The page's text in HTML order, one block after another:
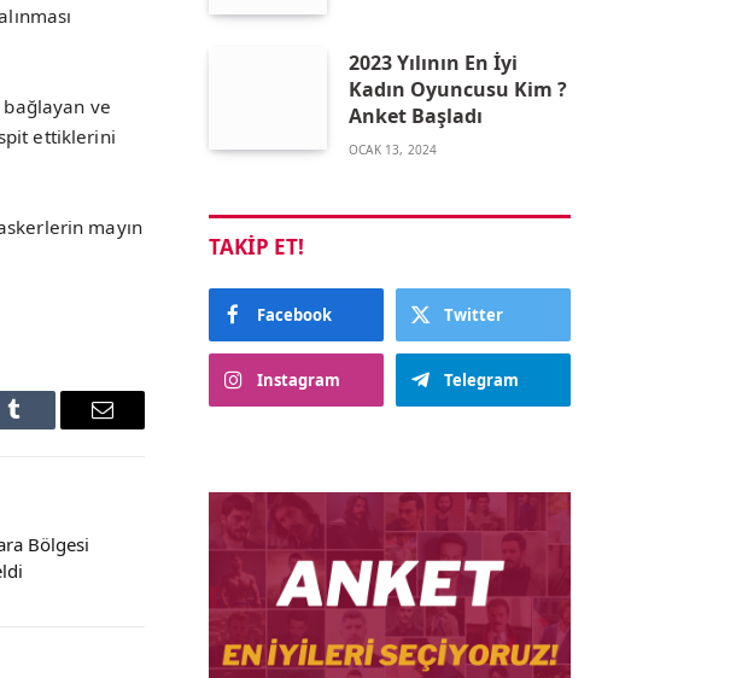
bağlayan ve
ettiklerini
mayın
Tumblr Email
Bölgesi
2023 Yılının En İyi
Kadın Oyuncusu Kim ?
Anket Başladı
OCAK 13, 2024
TAKIP ET!
Facebook Twitter
Instagram Telegram